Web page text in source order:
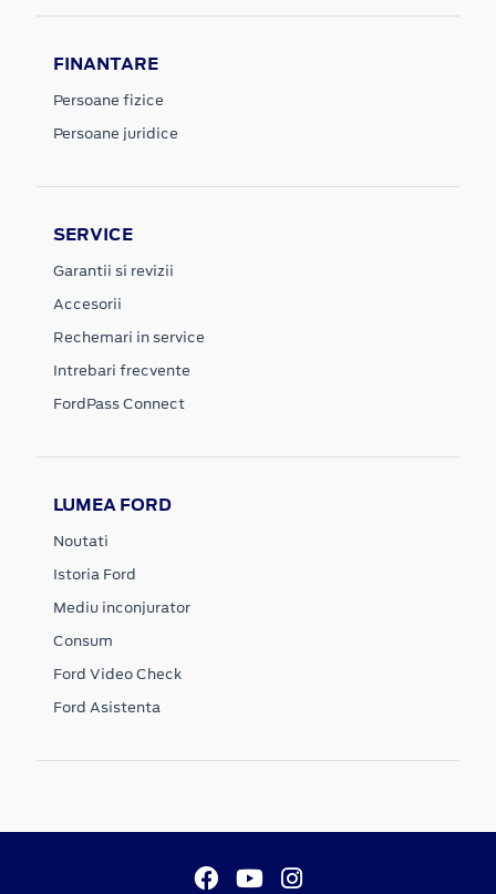
FINANTARE
Persoane fizice
Persoane juridice
SERVICE
Garantii si revizii
Accesorii
Rechemari in service
Intrebari frecvente
FordPass Connect
LUMEA FORD
Noutati
Istoria Ford
Mediu inconjurator
Consum
Ford Video Check
Ford Asistenta